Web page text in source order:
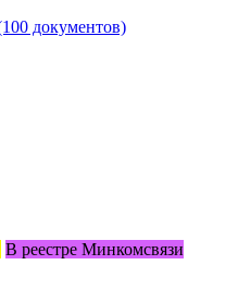
документов)
В реестре Минкомсвязи